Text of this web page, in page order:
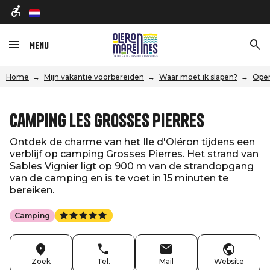
nl
Menu
Home Mijn vakantie voorbereiden Waar moet ik slapen?
Camping Les Grosses Pierres
Ontdek de charme van het Ile d'Oléron tijdens een
verblijf op camping Grosses Pierres. Het strand van
Sables Vignier ligt op 900 m van de strandopgang
van de camping en is te voet in 15 minuten te
bereiken.
Camping
Zoek Tel. Mail Website